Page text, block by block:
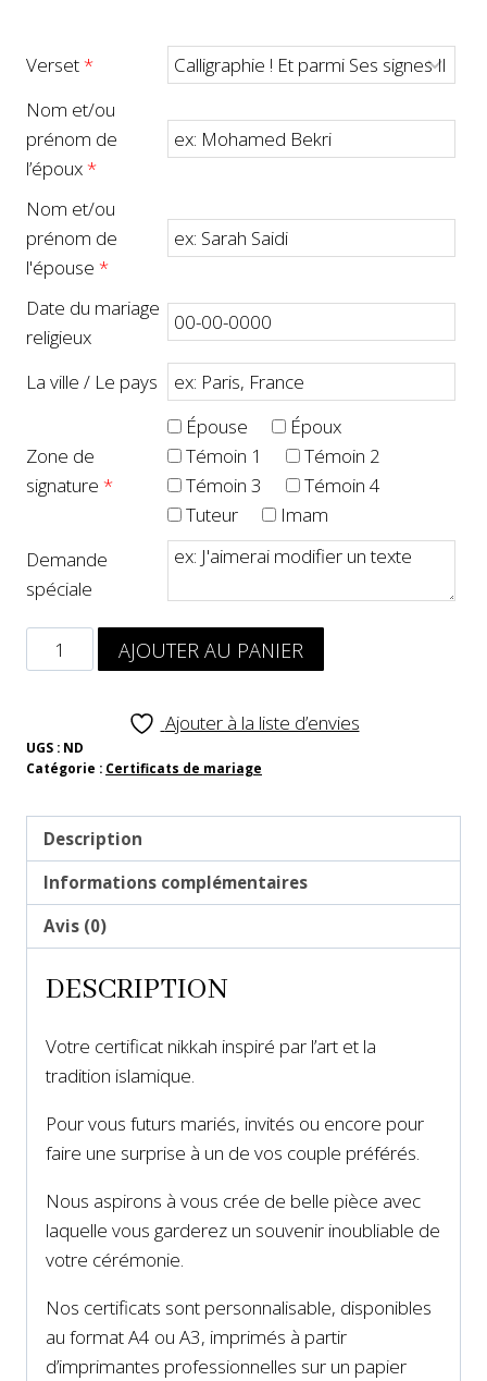
Verset*
Nom et/ou
prénom de
l’époux*
Nom et/ou
prénom de
l'épouse *
Date du mariage
religieux
La ville / Le pays
Zone de
signature *
Épouse
Époux
Témoin 1
Témoin 2
Témoin 3
Témoin 4
Tuteur
Imam
Demande
spéciale
AJOUTER AU PANIER
Ajouter à la liste d’envies
UGS : ND
Catégorie : Certificats de mariage
Description
Informations complémentaires
Avis (0)
DESCRIPTION
Votre certificat nikkah inspiré par l’art et la
tradition islamique.
Pour vous futurs mariés, invités ou encore pour
faire une surprise à un de vos couple préférés.
Nous aspirons à vous crée de belle pièce avec
laquelle vous garderez un souvenir inoubliable de
votre cérémonie.
Nos certificats sont personnalisable, disponibles
au format A4 ou A3, imprimés à partir
d’imprimantes professionnelles sur un papier